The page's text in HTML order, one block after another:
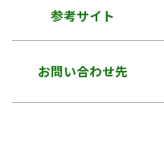
参考サイト
お問い合わせ先